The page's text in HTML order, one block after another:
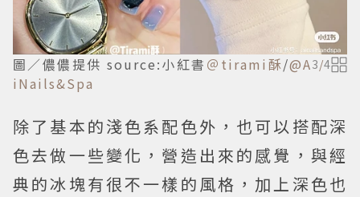
圖／儂儂提供 source:小紅書 ＠tirami酥/@A
iNails&Spa
3/4
除了基本的淺色系配色外，也可以搭配深
色去做一些變化，營造出來的感覺，與經
典的冰塊有很不一樣的風格，加上深色也